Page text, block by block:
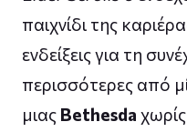
παιχνίδι της
ενδείξεις για τη
περισσότερες από
μιας Bethesda